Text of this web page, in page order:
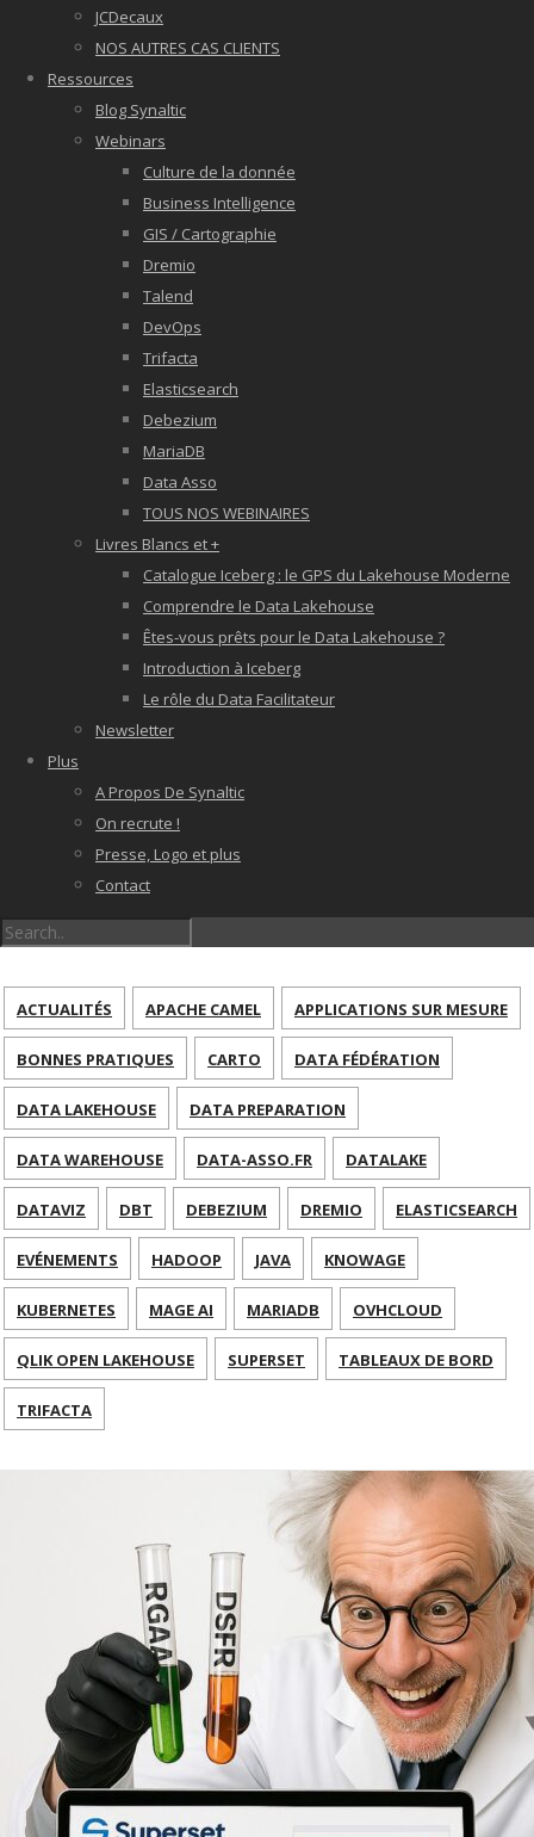
JCDecaux
NOS AUTRES CAS CLIENTS
Ressources
Blog Synaltic
Webinars
Culture de la donnée
Business Intelligence
GIS / Cartographie
Dremio
Talend
DevOps
Trifacta
Elasticsearch
Debezium
MariaDB
Data Asso
TOUS NOS WEBINAIRES
Livres Blancs et +
Catalogue Iceberg : le GPS du Lakehouse Moderne
Comprendre le Data Lakehouse
Êtes-vous prêts pour le Data Lakehouse ?
Introduction à Iceberg
Le rôle du Data Facilitateur
Newsletter
Plus
A Propos De Synaltic
On recrute !
Presse, Logo et plus
Contact
ACTUALITÉS APACHE CAMEL APPLICATIONS SUR MESURE
BONNES PRATIQUES CARTO DATA FÉDÉRATION
DATA LAKEHOUSE DATA PREPARATION
DATA WAREHOUSE DATA-ASSO.FR DATALAKE
DATAVIZ DBT DEBEZIUM DREMIO ELASTICSEARCH
EVÉNEMENTS HADOOP JAVA KNOWAGE
KUBERNETES MAGE AI MARIADB OVHCLOUD
QLIK OPEN LAKEHOUSE SUPERSET TABLEAUX DE BORD
TRIFACTA